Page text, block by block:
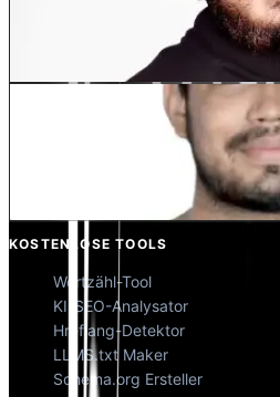
Co-Founder @MultiLipi
Kunal Singh Shekhawat
KOSTENLOSE TOOLS
Wortzähl-Tool
KI-SEO-Analysator
Hreflang-Detektor
LLMS.txt Maker
Schema.org Ersteller